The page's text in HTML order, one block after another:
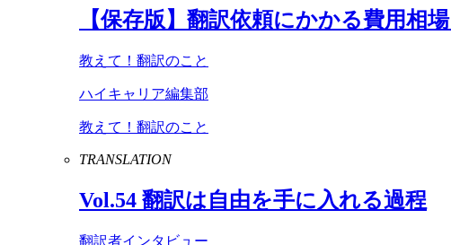
【保存版】翻訳依頼にかかる費用相
教えて！翻訳のこと
ハイキャリア編集部
教えて！翻訳のこと
TRANSLATION
Vol.54 翻訳は自由を手に入れる過程
翻訳者インタビュー